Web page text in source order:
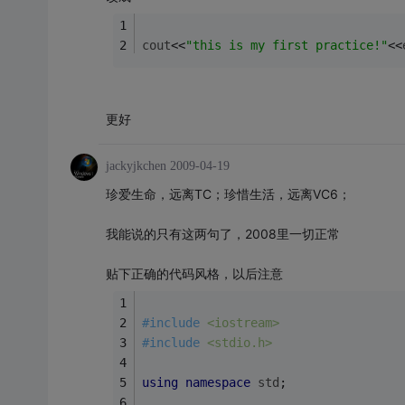
cout<<"this is my first practice!"<<
更好
jackyjkchen 2009-04-19
珍爱生命，远离TC；珍惜生活，远离VC6；
我能说的只有这两句了，2008里一切正常
贴下正确的代码风格，以后注意
#include <iostream>
#include <stdio.h>
using namespace std ;